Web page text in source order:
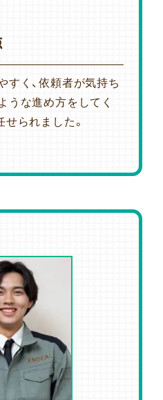
すく、依頼者が気持ち
うな進め方をしてく
られました。